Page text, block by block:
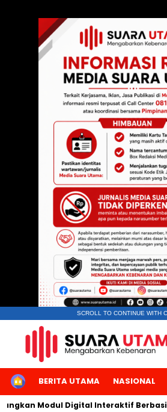
SCROLL TO CONTINUE WITH
HOMEBERITA UTAMA NASIONAL
Modul Digital Interaktif Berbasis